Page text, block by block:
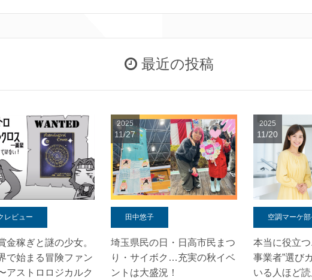
最近の投稿
レビュー
金稼ぎと謎の少女。
で始まる冒険ファン
アストロロジカルク
田中悠子
埼玉県民の日・日高市民まつ
り・サイボク…充実の秋イベ
ントは大盛況！
2025
11/27
空調マーケ
本当に役立
事業者”選び
いる人ほど
2025
11/20